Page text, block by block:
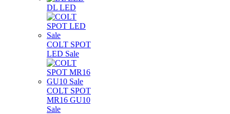
DL LED
COLT SPOT
LED Sale
COLT SPOT
MR16 GU10
Sale